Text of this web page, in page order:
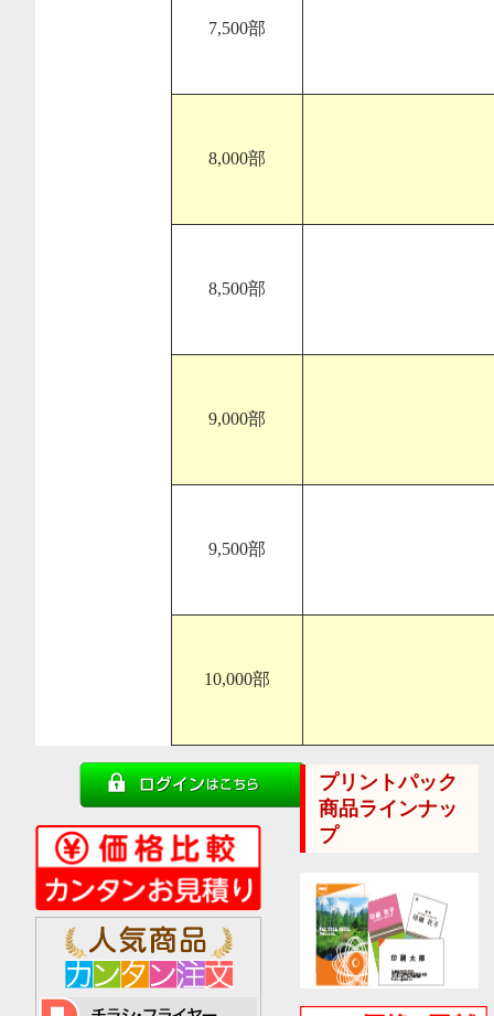
7,500部
8,000部
8,500部
9,000部
9,500部
10,000部
プリントパック
商品ラインナッ
プ